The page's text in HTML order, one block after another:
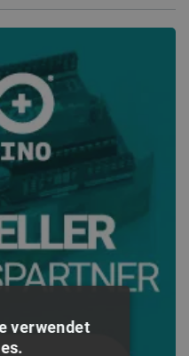
verwendet